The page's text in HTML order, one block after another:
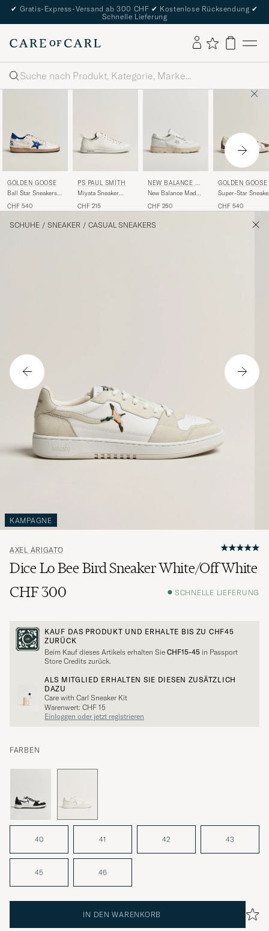
✔ Gratis-Express-Versand ab 300 CHF ✔ Kostenlose Rücksendung ✔
Schnelle Lieferung
Suche
GOLDEN GOOSE
Ball Star Sneakers
CHF 540
PS PAUL SMITH
Miyata Sneaker
CHF 215
NEW BALANCE M
ADE IN US & UK
New Balance Made
Sneakers White
CHF 250
GOLDEN GOOSE
Super-Star
CHF 540
SCHUHE / SNEAKER / CASUAL SNEAKERS
KAMPAGNE
AXEL ARIGATO
Dice Lo Bee Bird Sneaker White/Off White
CHF 300
SCHNELLE LIEFERUNG
KAUF DAS PRODUKT UND ERHALTE BIS ZU CHF45
ZURÜCK
Beim Kauf dieses Artikels erhalten Sie CHF15-45 in Passport
Store Credits zurück.
ALS MITGLIED ERHALTEN SIE DIESEN ZUSÄTZLICH
DAZU
Care with Carl Sneaker Kit
Warenwert: CHF 15
Einloggen oder jetzt registrieren
FARBEN
40 41 42 43
45 46
IN DEN WARENKORB